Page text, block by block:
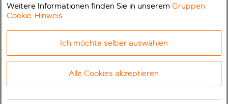
Weitere Informationen finden Sie in unseremGruppen
Cookie-Hinweis.
Ich möchte selber auswählen
Alle Cookies akzeptieren